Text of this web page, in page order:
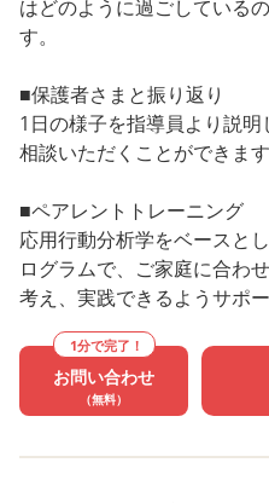
はどのように過ごしている
す。
■保護者さまと振り返り
1日の様子を指導員より説
相談いただくことができます
■ペアレントトレーニング
応用行動分析学をベースと
ログラムで、ご家庭に合わ
考え、実践できるようサポー
1分で完了！
お問い合わせ
（無料）